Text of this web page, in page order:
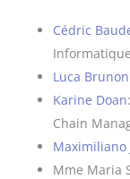
Cédric
Luca
Karine Doan
Chain
Maximiliano
Mme Maria